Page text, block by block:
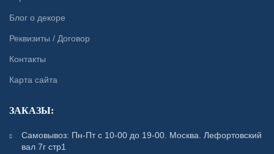
Блог о декоре
Реквизиты / Договор
Контакты
Карта сайта
ЗАКАЗЫ:
Самовывоз: Пн-Пт с 10-00 до 19-00. Москва. Лефортовский
вал 7г стр1